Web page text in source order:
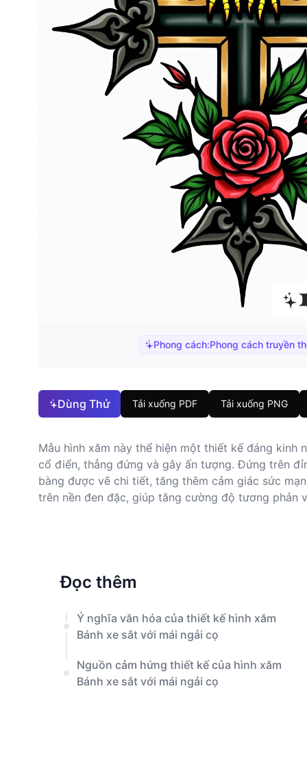
Phong cách:Phong cách truyền
Dùng Thử Tải xuống PDF Tải xuống PNG
Mẫu hình xăm này thể hiện một thiết kế đáng
cổ điển, thẳng đứng và gây ấn tượng. Đứng trên
bàng được vẽ chi tiết, tăng thêm cảm giác sức
trên nền đen đặc, giúp tăng cường độ tương
Đọc thêm
Ý nghĩa văn hóa của thiết kế hình xăm
Bánh xe sắt với mái ngải cọ
Nguồn cảm hứng thiết kế của hình xăm
Bánh xe sắt với mái ngải cọ